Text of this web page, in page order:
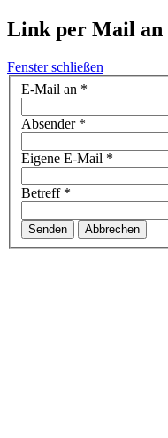
Link per Mail an
Fenster schließen
E-Mail an *
Absender*
Eigene E-Mail *
Betreff*
Senden Abbrechen